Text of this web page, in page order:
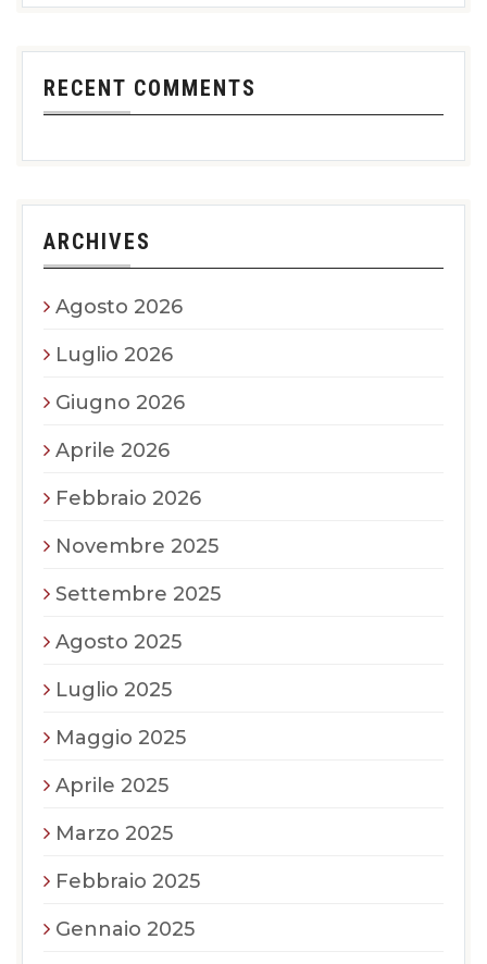
RECENT COMMENTS
ARCHIVES
Agosto 2026
Luglio 2026
Giugno 2026
Aprile 2026
Febbraio 2026
Novembre 2025
Settembre 2025
Agosto 2025
Luglio 2025
Maggio 2025
Aprile 2025
Marzo 2025
Febbraio 2025
Gennaio 2025